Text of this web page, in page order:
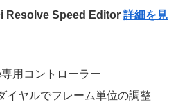
Resolve Speed Editor 詳細を見
用コントローラー
イヤルでフレーム単位の調整